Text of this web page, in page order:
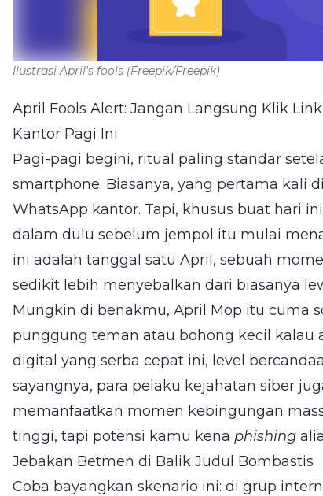
Ilustrasi April's fools (Freepik/Freepik)
April Fools Alert: Jangan Langsung Klik
Kantor Pagi Ini
Pagi-pagi begini, ritual paling standar
smartphone. Biasanya, yang pertama kali
WhatsApp kantor. Tapi, khusus buat hari
dalam dulu sebelum jempol itu mulai
ini adalah tanggal satu April, sebuah
sedikit lebih menyebalkan dari biasanya
Mungkin di benakmu, April Mop itu cuma
punggung teman atau bohong kecil kalau
digital yang serba cepat ini, level
sayangnya, para pelaku kejahatan siber
memanfaatkan momen kebingungan
tinggi, tapi potensi kamu kena phishing
Jebakan Betmen di Balik Judul Bombastis
Coba bayangkan skenario ini: di grup